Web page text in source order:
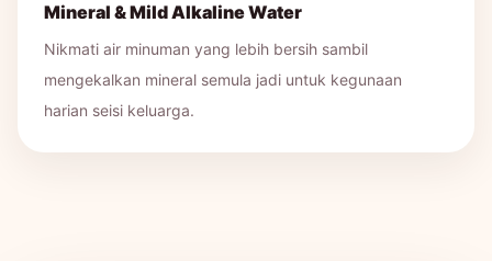
Mineral & Mild Alkaline Water
Nikmati air minuman yang lebih bersih sambil
mengekalkan mineral semula jadi untuk kegunaan
harian seisi keluarga.